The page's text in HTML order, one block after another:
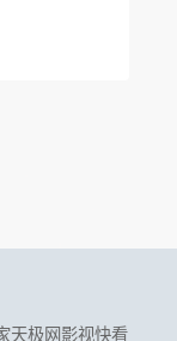
天极网影视快看